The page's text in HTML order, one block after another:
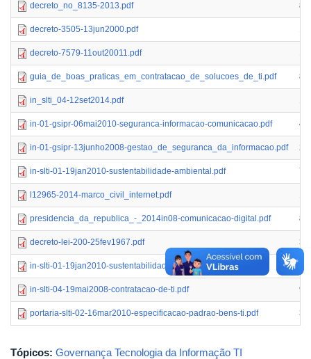
decreto_no_8135-2013.pdf
decreto-3505-13jun2000.pdf
decreto-7579-11out20011.pdf
guia_de_boas_praticas_em_contratacao_de_solucoes_de_ti.pdf
in_slti_04-12set2014.pdf
in-01-gsipr-06mai2010-seguranca-informacao-comunicacao.pdf
in-01-gsipr-13junho2008-gestao_de_seguranca_da_informacao.pdf
in-slti-01-19jan2010-sustentabilidade-ambiental.pdf
l12965-2014-marco_civil_internet.pdf
presidencia_da_republica_-_2014in08-comunicacao-digital.pdf
decreto-lei-200-25fev1967.pdf
in-slti-01-19jan2010-sustentabilidade-ambiental.pdf
in-slti-04-19mai2008-contratacao-de-ti.pdf
portaria-slti-02-16mar2010-especificacao-padrao-bens-ti.pdf
Tópicos: Governança Tecnologia da Informação TI